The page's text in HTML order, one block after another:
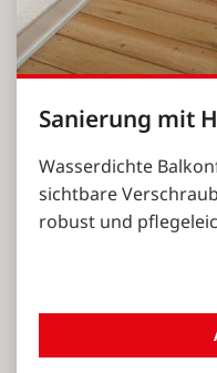
Sanierung mit
Wasserdichte
sichtbare
robust und